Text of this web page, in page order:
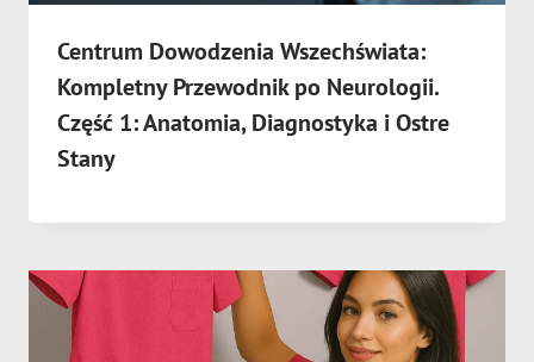
Centrum Dowodzenia Wszechświata:
Kompletny Przewodnik po Neurologii.
Część 1: Anatomia, Diagnostyka i Ostre
Stany